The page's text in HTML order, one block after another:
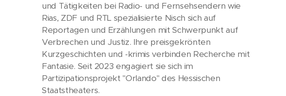
und Tätigkeiten bei Radio- und Fernsehsendern wie
Rias, ZDF und RTL spezialisierte Nisch sich auf
Reportagen und Erzählungen mit Schwerpunkt auf
Verbrechen und Justiz. Ihre preisgekrönten
Kurzgeschichten und -krimis verbinden Recherche mit
Fantasie. Seit 2023 engagiert sie sich im
Partizipationsprojekt "Orlando" des Hessischen
Staatstheaters.